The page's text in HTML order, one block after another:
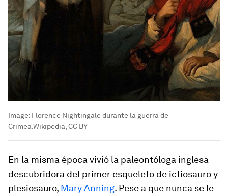
Image: Florence Nightingale durante la guerra de
Crimea.Wikipedia, CC BY
En la misma época vivió la paleontóloga inglesa
descubridora del primer esqueleto de ictiosauro y
plesiosauro, Mary Anning. Pese a que nunca se le